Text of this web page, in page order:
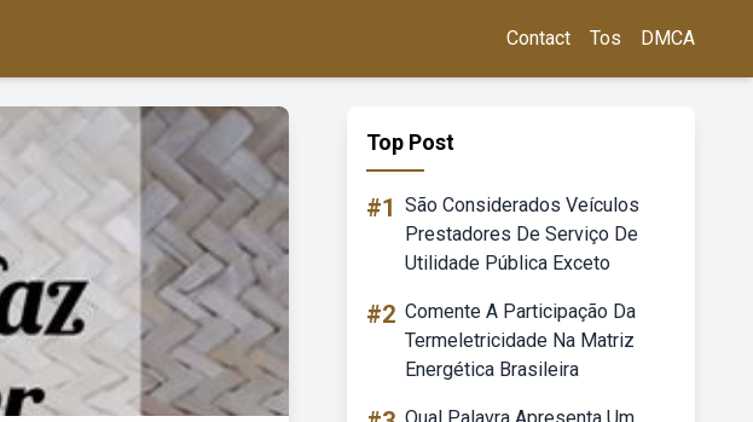
Contact Tos DMCA
Top Post
#1 São Considerados Veículos
Prestadores De Serviço De
Utilidade Pública Exceto
#2 Comente A Participação Da
Termeletricidade Na Matriz
Energética Brasileira